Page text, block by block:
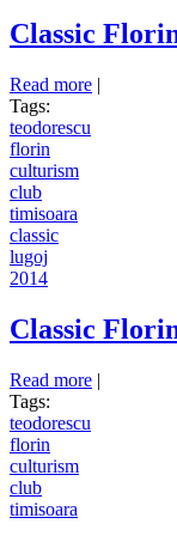
Classic
Read more about
|
Tags:
teodorescu
florin
culturism
club
timisoara
classic
lugoj
2014
Classic
Read more about
|
Tags:
teodorescu
florin
culturism
club
timisoara